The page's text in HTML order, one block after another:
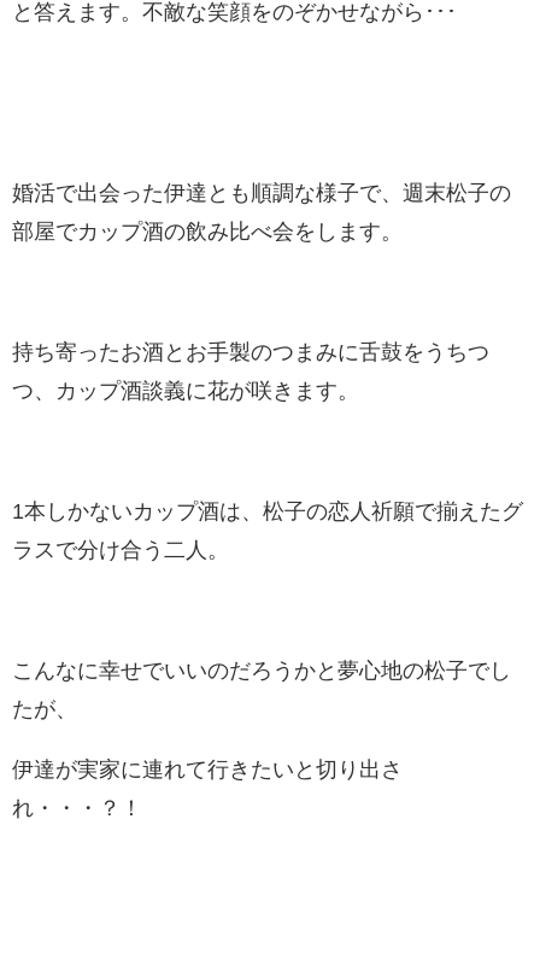
と答えます。不敵な笑顔をのぞかせながら･･･
婚活で出会った伊達とも順調な様子で、週末松子の
部屋でカップ酒の飲み比べ会をします。
持ち寄ったお酒とお手製のつまみに舌鼓をうちつ
つ、カップ酒談義に花が咲きます。
1本しかないカップ酒は、松子の恋人祈願で揃えたグ
ラスで分け合う二人。
こんなに幸せでいいのだろうかと夢心地の松子でし
たが、
伊達が実家に連れて行きたいと切り出さ
れ・・・？！